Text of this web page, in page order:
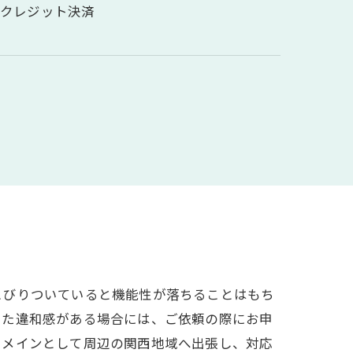
レジット決済
りついていると機能性が落ちることはもち
違和感がある場合には、ご依頼の際にお申
インとして周辺の関西地域へ出張し、対応